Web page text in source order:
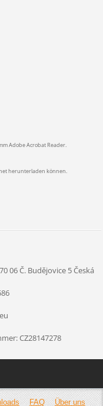
Adobe Acrobat Reader.
herunterladen können.
06 Č. Budějovice 5Česká
CZ28147278
FAQ Über uns